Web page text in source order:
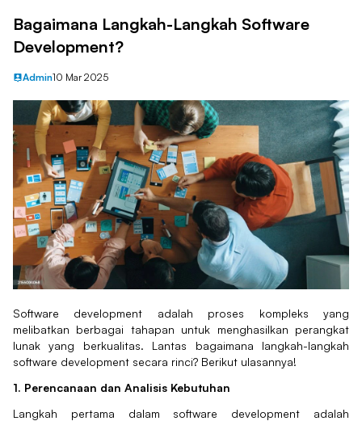
Bagaimana Langkah-Langkah Software
Development?
Admin10 Mar 2025
Software development adalah proses kompleks yang
melibatkan berbagai tahapan untuk menghasilkan perangkat
lunak yang berkualitas. Lantas bagaimana langkah-langkah
software development secara rinci? Berikut ulasannya!
1. Perencanaan dan Analisis Kebutuhan
Langkah pertama dalam software development adalah